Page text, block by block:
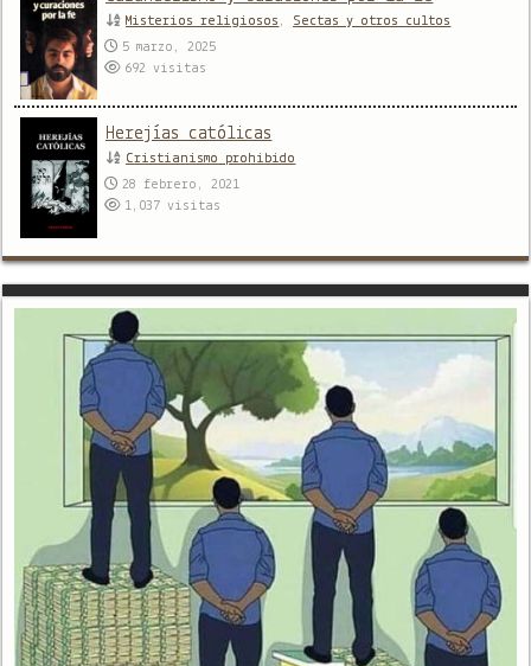
Misterios religiosos , Sectas y otros cultos
5 marzo, 2025
692visitas
Herejías católicas
Cristianismo prohibido
28 febrero, 2021
1,037visitas